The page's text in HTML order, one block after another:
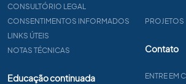
CONSULTÓRIO LEGAL
CONSENTIMENTOS INFORMADOS
LINKS ÚTEIS
NOTAS TÉCNICAS
Educação continuada
PROJETOS
Contato
ENTRE EM